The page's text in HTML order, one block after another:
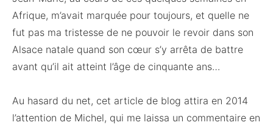
Afrique, m’avait marquée pour toujours, et quelle ne
fut pas ma tristesse de ne pouvoir le revoir dans son
Alsace natale quand son cœur s’y arrêta de battre
avant qu’il ait atteint l’âge de cinquante ans…
Au hasard du net, cet article de blog attira en 2014
l’attention de Michel, qui me laissa un commentaire en